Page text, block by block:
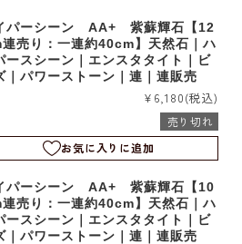
パーシーン AA+ 紫蘇輝石【12
連売り：一連約40cm】天然石｜ハ
ースシーン｜エンスタタイト｜ビ
｜パワーストーン｜連｜連販売
¥6,180(税込)
売り切れ
お気に入りに追加
パーシーン AA+ 紫蘇輝石【10
連売り：一連約40cm】天然石｜ハ
ースシーン｜エンスタタイト｜ビ
｜パワーストーン｜連｜連販売